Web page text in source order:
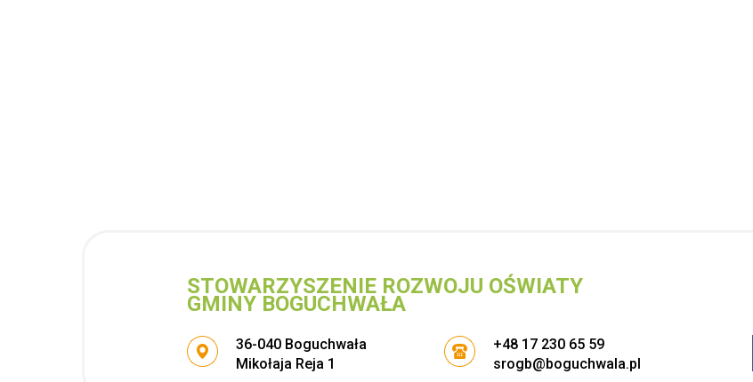
STOWARZYSZENIE ROZWOJU OŚWIATY
GMINY BOGUCHWAŁA
Adres pocztowy:
36-040 Boguchwała
Mikołaja Reja 1
+48 17 230 65 59
srogb@boguchwala.pl